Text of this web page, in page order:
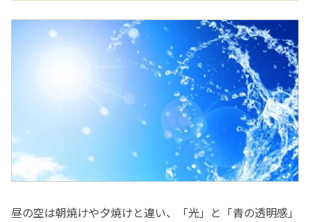
昼の空は朝焼けや夕焼けと違い、「光」と「青の透明感」